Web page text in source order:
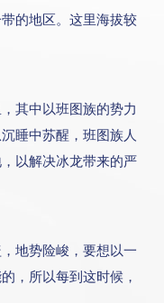
的地区。这里海拔较
其中以班图族的势力
睡中苏醒，班图族人
以解决冰龙带来的严
地势险峻，要想以一
，所以每到这时候，